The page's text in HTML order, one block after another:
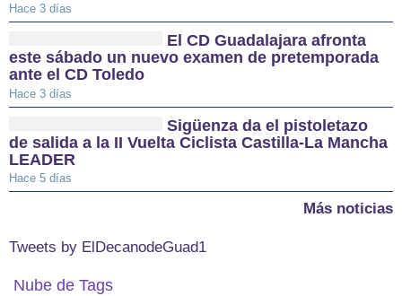
Hace 3 días
El CD Guadalajara afronta
este sábado un nuevo examen de pretemporada
ante el CD Toledo
Hace 3 días
Sigüenza da el pistoletazo
de salida a la II Vuelta Ciclista Castilla-La Mancha
LEADER
Hace 5 días
Más noticias
Tweets by ElDecanodeGuad1
Nube de Tags